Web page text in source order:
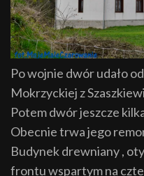
Po wojnie dwór udało
Mokrzyckiej z
Potem dwór jeszcze
Obecnie trwa jego
Budynek drewniany ,
frontu wspartym na